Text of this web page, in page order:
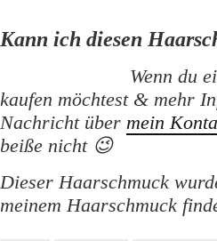
Kann ich diesen
Wenn du
kaufen möchtest & mehr
Nachricht über mein
beiße nicht 😉
Dieser Haarschmuck
meinem Haarschmuck